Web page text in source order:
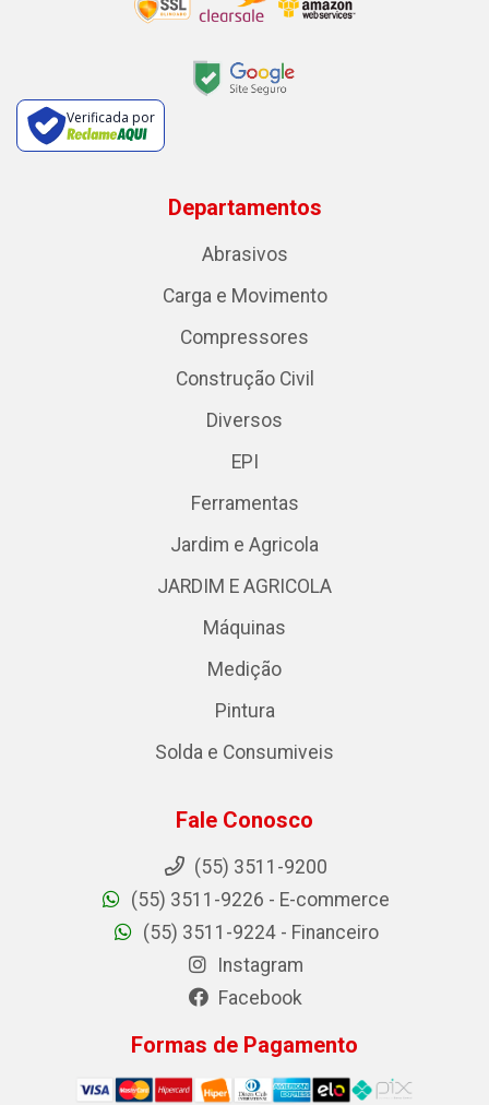
Verificada por
Departamentos
Abrasivos
Carga e Movimento
Compressores
Construção Civil
Diversos
EPI
Ferramentas
Jardim e Agricola
JARDIM E AGRICOLA
Máquinas
Medição
Pintura
Solda e Consumiveis
Fale Conosco
(55) 3511-9200
(55) 3511-9226 - E-commerce
(55) 3511-9224 - Financeiro
Instagram
Facebook
Formas de Pagamento